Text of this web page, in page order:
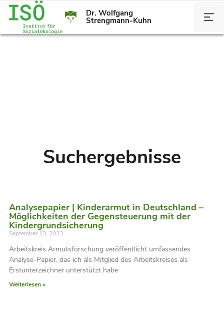
Dr. Wolfgang
Strengmann-Kuhn
Suchergebnisse
Analysepapier | Kinderarmut in Deutschland –
Möglichkeiten der Gegensteuerung mit der
Kindergrundsicherung
September 13, 2023
Arbeitskreis Armutsforschung veröffentlicht umfassendes
Analyse-Papier, das ich als Mitglied des Arbeitskreises als
Erstunterzeichner unterstützt habe
Weiterlesen »